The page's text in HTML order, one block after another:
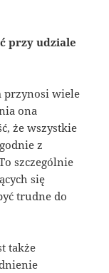
przy udziale
przynosi wiele
ona
że wszystkie
z
szczególnie
się
trudne do
także